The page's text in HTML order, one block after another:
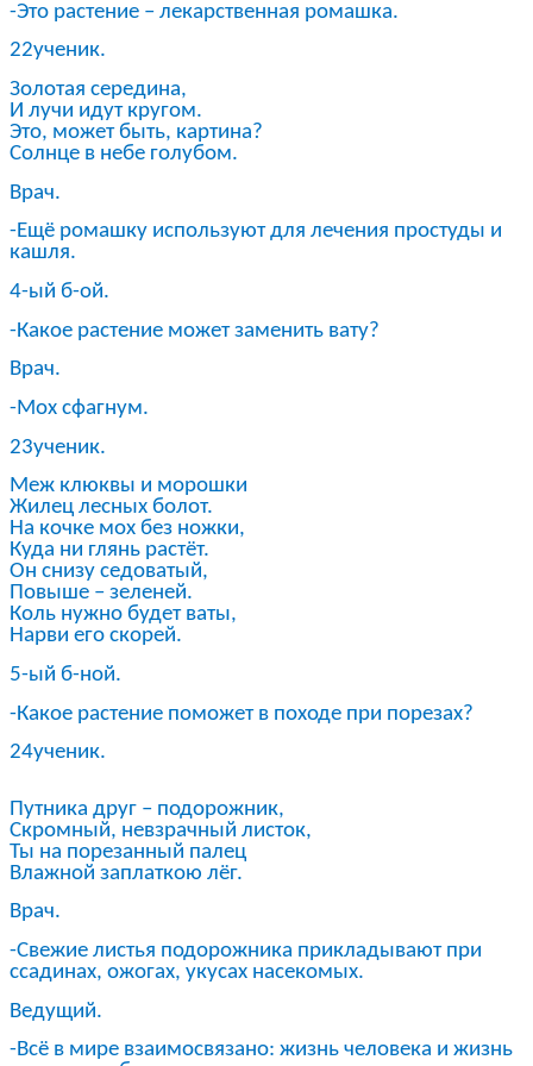
-Это растение – лекарственная ромашка.
22ученик.
Золотая середина,
И лучи идут кругом.
Это, может быть, картина?
Солнце в небе голубом.
Врач.
-Ещё ромашку используют для лечения простуды и
кашля.
4-ый б-ой.
-Какое растение может заменить вату?
Врач.
-Мох сфагнум.
23ученик.
Меж клюквы и морошки
Жилец лесных болот.
На кочке мох без ножки,
Куда ни глянь растёт.
Он снизу седоватый,
Повыше – зеленей.
Коль нужно будет ваты,
Нарви его скорей.
5-ый б-ной.
-Какое растение поможет в походе при порезах?
24ученик.
Путника друг – подорожник,
Скромный, невзрачный листок,
Ты на порезанный палец
Влажной заплаткою лёг.
Врач.
-Свежие листья подорожника прикладывают при
ссадинах, ожогах, укусах насекомых.
Ведущий.
-Всё в мире взаимосвязано: жизнь человека и жизнь